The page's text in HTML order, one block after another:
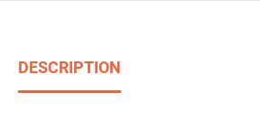
DESCRIPTION